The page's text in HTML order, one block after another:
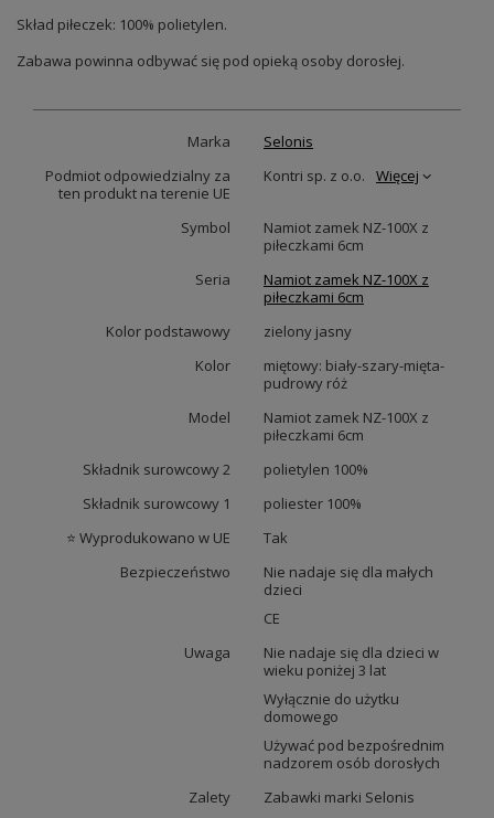
Skład piłeczek: 100% polietylen.
Zabawa powinna odbywać się pod opieką osoby dorosłej.
Marka
Selonis
Podmiot odpowiedzialny za
ten produkt na terenie UE
Kontri sp. z o.o. Więcej
Symbol
Namiot zamek NZ-100X z
piłeczkami 6cm
Seria
Namiot zamek NZ-100X z
piłeczkami 6cm
Kolor podstawowy
zielony jasny
Kolor
miętowy: biały-szary-mięta-
pudrowy róż
Model
Namiot zamek NZ-100X z
piłeczkami 6cm
Składnik surowcowy 2
polietylen 100%
Składnik surowcowy 1
poliester 100%
⭐ Wyprodukowano w UE
Tak
Bezpieczeństwo
Nie nadaje się dla małych
dzieci
CE
Uwaga
Nie nadaje się dla dzieci w
wieku poniżej 3 lat
Wyłącznie do użytku
domowego
Używać pod bezpośrednim
nadzorem osób dorosłych
Zalety
Zabawki marki Selonis